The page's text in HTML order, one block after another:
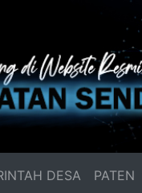
DESA PATEN